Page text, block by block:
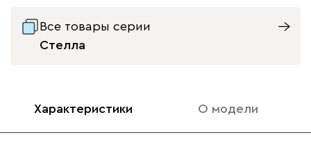
Все товары серии
Стелла
Характеристики О модели